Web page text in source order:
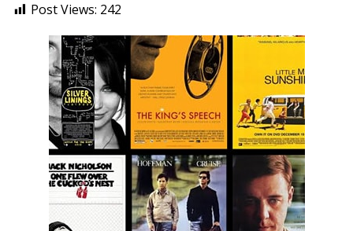
Post Views: 242